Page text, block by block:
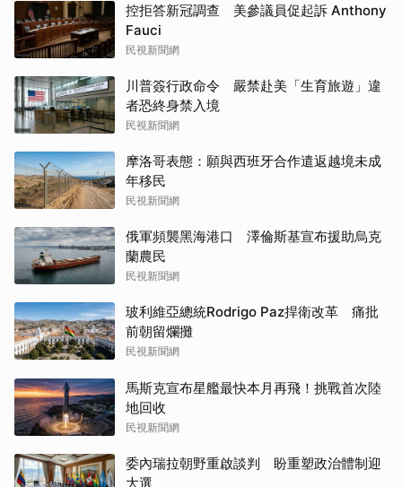
控拒答新冠調查 美參議員促起訴 Anthony
Fauci
民視新聞網
川普簽行政命令 嚴禁赴美「生育旅遊」違
者恐終身禁入境
民視新聞網
摩洛哥表態：願與西班牙合作遣返越境未成
年移民
民視新聞網
俄軍頻襲黑海港口 澤倫斯基宣布援助烏克
蘭農民
民視新聞網
玻利維亞總統Rodrigo Paz捍衛改革 痛批
前朝留爛攤
民視新聞網
馬斯克宣布星艦最快本月再飛！挑戰首次陸
地回收
民視新聞網
委內瑞拉朝野重啟談判 盼重塑政治體制迎
大選